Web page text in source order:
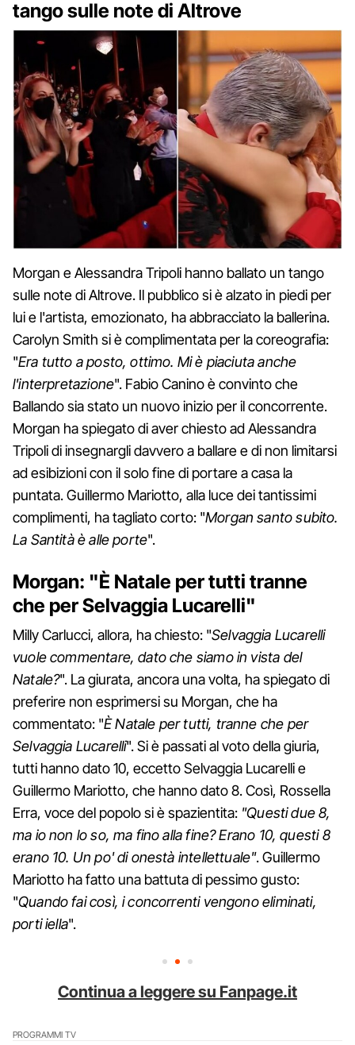
tango sulle note di Altrove
Morgan e Alessandra Tripoli hanno ballato un tango
sulle note di Altrove. Il pubblico si è alzato in piedi per
lui e l'artista, emozionato, ha abbracciato la ballerina.
Carolyn Smith si è complimentata per la coreografia:
"Era tutto a posto, ottimo. Mi è piaciuta anche
l'interpretazione". Fabio Canino è convinto che
Ballando sia stato un nuovo inizio per il concorrente.
Morgan ha spiegato di aver chiesto ad Alessandra
Tripoli di insegnargli davvero a ballare e di non limitarsi
ad esibizioni con il solo fine di portare a casa la
puntata. Guillermo Mariotto, alla luce dei tantissimi
complimenti, ha tagliato corto: "Morgan santo subito.
La Santità è alle porte".
Morgan: "È Natale per tutti tranne
che per Selvaggia Lucarelli"
Milly Carlucci, allora, ha chiesto: "Selvaggia Lucarelli
vuole commentare, dato che siamo in vista del
Natale?". La giurata, ancora una volta, ha spiegato di
preferire non esprimersi su Morgan, che ha
commentato: "È Natale per tutti, tranne che per
Selvaggia Lucarelli". Si è passati al voto della giuria,
tutti hanno dato 10, eccetto Selvaggia Lucarelli e
Guillermo Mariotto, che hanno dato 8. Così, Rossella
Erra, voce del popolo si è spazientita: "Questi due 8,
ma io non lo so, ma fino alla fine? Erano 10, questi 8
erano 10. Un po' di onestà intellettuale". Guillermo
Mariotto ha fatto una battuta di pessimo gusto:
"Quando fai così, i concorrenti vengono eliminati,
porti iella".
Continua a leggere su Fanpage.it
PROGRAMMI TV